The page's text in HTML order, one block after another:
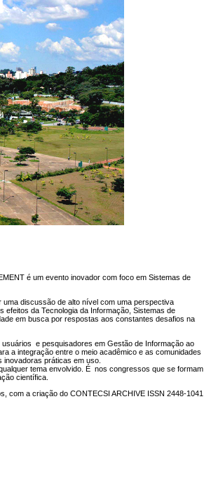
é um evento inovador com foco em Sistemas de
discussão de alto nível com uma perspectiva
efeitos da Tecnologia da Informação, Sistemas de
em busca por respostas aos constantes desafios na
e pesquisadores em Gestão de Informação ao
a integração entre o meio acadêmico e as comunidades
inovadoras práticas em uso.
tema envolvido. É nos congressos que se formam
científica.
com a criação do CONTECSI ARCHIVE ISSN 2448-1041